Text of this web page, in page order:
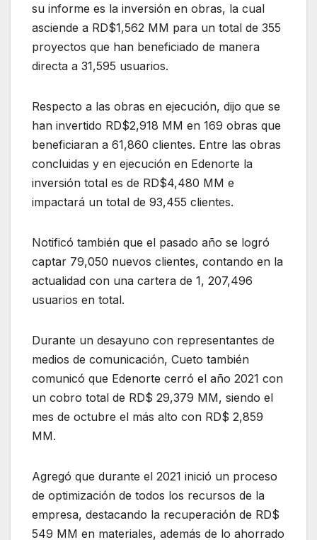
su informe es la inversión en obras, la cual
asciende a RD$1,562 MM para un total de 355
proyectos que han beneficiado de manera
directa a 31,595 usuarios.
Respecto a las obras en ejecución, dijo que se
han invertido RD$2,918 MM en 169 obras que
beneficiaran a 61,860 clientes. Entre las obras
concluidas y en ejecución en Edenorte la
inversión total es de RD$4,480 MM e
impactará un total de 93,455 clientes.
Notificó también que el pasado año se logró
captar 79,050 nuevos clientes, contando en la
actualidad con una cartera de 1, 207,496
usuarios en total.
Durante un desayuno con representantes de
medios de comunicación, Cueto también
comunicó que Edenorte cerró el año 2021 con
un cobro total de RD$ 29,379 MM, siendo el
mes de octubre el más alto con RD$ 2,859
MM.
Agregó que durante el 2021 inició un proceso
de optimización de todos los recursos de la
empresa, destacando la recuperación de RD$
549 MM en materiales, además de lo ahorrado